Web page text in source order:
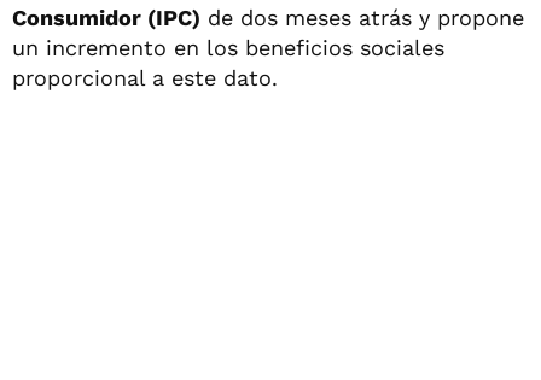
Consumidor (IPC) de dos meses atrás y propone
un incremento en los beneficios sociales
proporcional a este dato.